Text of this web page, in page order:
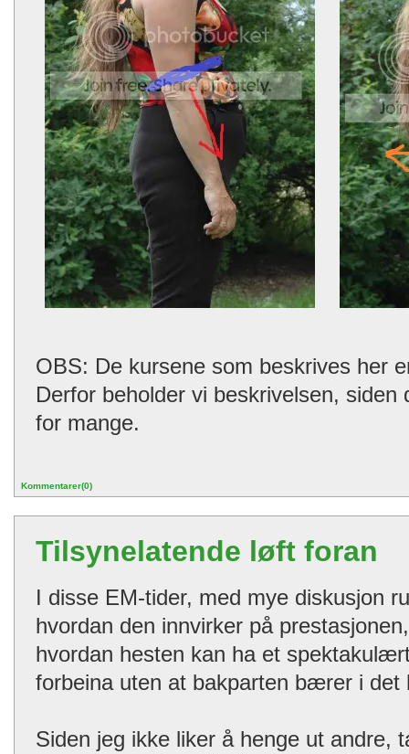
OBS: De kursene som beskrives her
Derfor beholder vi beskrivelsen,
for mange.
Kommentarer(0)
Tilsynelatende løft foran
I disse EM-tider, med mye diskusjon
hvordan den innvirker på
hvordan hesten kan ha et
forbeina uten at bakparten bærer i det
Siden jeg ikke liker å henge ut andre,